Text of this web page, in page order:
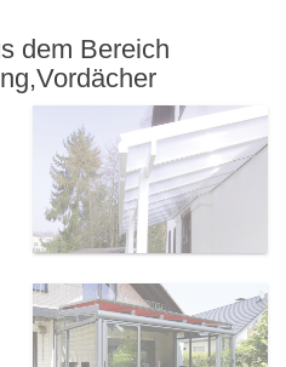
dem Bereich